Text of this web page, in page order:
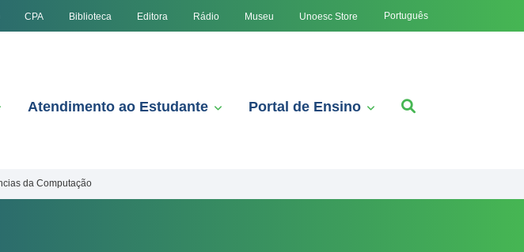
CPA Biblioteca Editora Rádio Museu Unoesc Store Português
Atendimento ao Estudante Portal de Ensino
da Computação